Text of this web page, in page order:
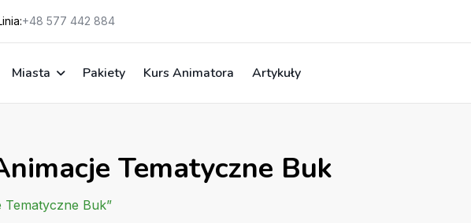
+48 577 442 884
Miasta Pakiety Kurs Animatora Artykuły
Tematyczne Buk
Tematyczne Buk”